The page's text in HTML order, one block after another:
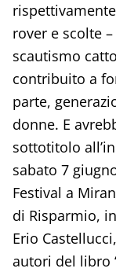
rover e scolte
scautismo
contribuito a
parte,
donne. E
sottotitolo
sabato 7
Festival a
di Risparmio,
Erio
autori del libro